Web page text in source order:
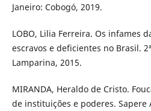
Janeiro: Cobogó, 2019.
LOBO, Lilia Ferreira. Os infames
escravos e deficientes no Brasil.
Lamparina, 2015.
MIRANDA, Heraldo de Cristo.
de instituições e poderes. Sapere